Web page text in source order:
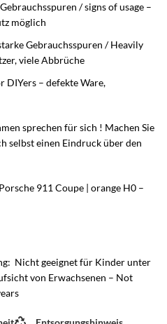
/ signs of usage –
möglich
Gebrauchsspuren / Heavily
viele Abbrüche
DIYers – defekte Ware,
sprechen für sich ! Machen Sie
selbst einen Eindruck über den
911 Coupe | orange H0 –
Nicht geeignet für Kinder unter
von Erwachsenen – Not